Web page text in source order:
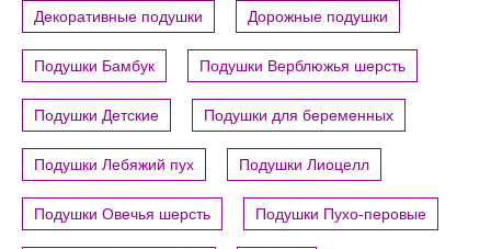
Декоративные подушки Дорожные подушки
Подушки Бамбук Подушки Верблюжья шерсть
Подушки Детские Подушки для беременных
Подушки Лебяжий пух Подушки Лиоцелл
Подушки Овечья шерсть Подушки Пухо-перовые